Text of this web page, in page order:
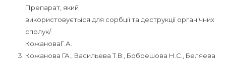
Препарат, який
використовуєтьіся для сорбції та деструкції органічних
сполук/
КожановаГ.А.
Кожанова ГА., Васильева Т.В., Бобрешова Н.С., Беляева